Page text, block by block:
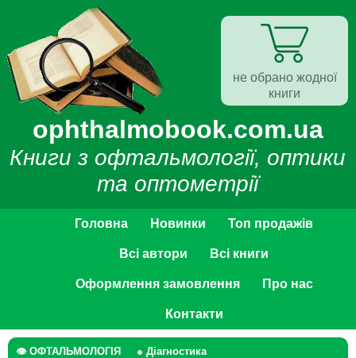
ophthalmobook.com.ua
Книги з офтальмології, оптики
та оптометрії
Головна Новинки Топ продажів
Всі автори Всі книги
Оформлення замовлення Про нас
Контакти
👁 ОФТАЛЬМОЛОГІЯ ● Діагностика
не обрано жодної
книги